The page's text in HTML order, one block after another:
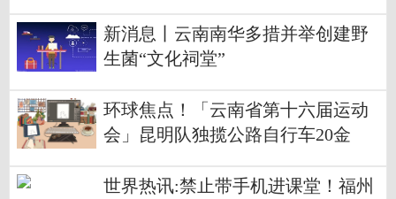
新消息丨云南南华多措并举创建野
生菌“文化祠堂”
环球焦点！「云南省第十六届运动
会」昆明队独揽公路自行车20金
世界热讯:禁止带手机进课堂！福州